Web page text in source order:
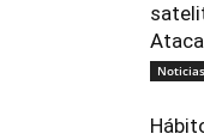
Noticias